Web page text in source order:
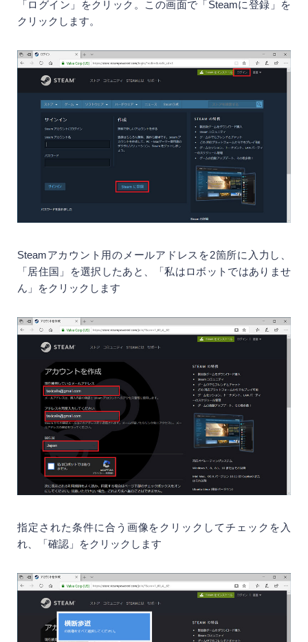
「ログイン」をクリック。この画面で「Steamに登録」を
クリックします。
Steamアカウント用のメールアドレスを2箇所に入力し、
「居住国」を選択したあと、「私はロボットではありませ
ん」をクリックします
指定された条件に合う画像をクリックしてチェックを入
れ、「確認」をクリックします